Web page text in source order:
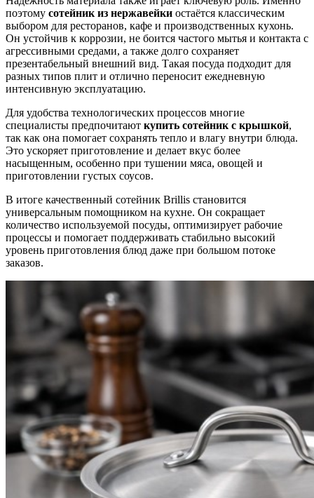
поэтому сотейник из нержавейки остаётся классическим
выбором для ресторанов, кафе и производственных кухонь.
Он устойчив к коррозии, не боится частого мытья и контакта с
агрессивными средами, а также долго сохраняет
презентабельный внешний вид. Такая посуда подходит для
разных типов плит и отлично переносит ежедневную
интенсивную эксплуатацию.
Для удобства технологических процессов многие
специалисты предпочитают купить сотейник с крышкой,
так как она помогает сохранять тепло и влагу внутри блюда.
Это ускоряет приготовление и делает вкус более
насыщенным, особенно при тушении мяса, овощей и
приготовлении густых соусов.
В итоге качественный сотейник Brillis становится
универсальным помощником на кухне. Он сокращает
количество используемой посуды, оптимизирует рабочие
процессы и помогает поддерживать стабильно высокий
уровень приготовления блюд даже при большом потоке
заказов.